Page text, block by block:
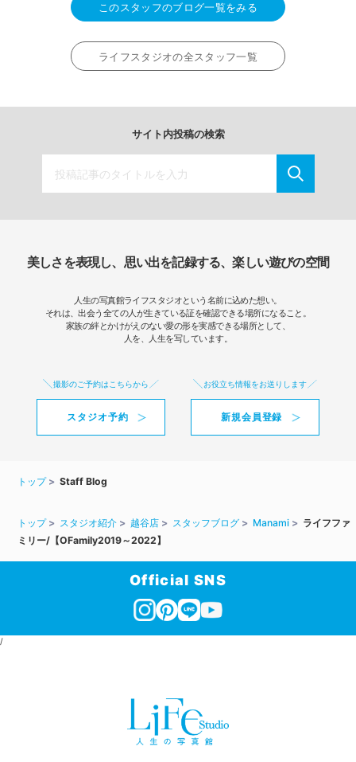
このスタッフのブログ一覧をみる
ライフスタジオの全スタッフ一覧
サイト内投稿の検索
美しさを表現し、思い出を記録する、楽しい遊びの空間
人生の写真館ライフスタジオという名前に込めた想い。
それは、出会う全ての人が生きている証を確認できる場所になること。
家族の絆とかけがえのない愛の形を実感できる場所として、
人を、人生を写しています。
撮影のご予約はこちらから
スタジオ予約
お役立ち情報をお送りします
新規会員登録
トップ Staff Blog
トップ スタジオ紹介 越谷店 スタッフブログ Manami
ライフファ
ミリー/【OFamily2019～2022】
Official SNS
/